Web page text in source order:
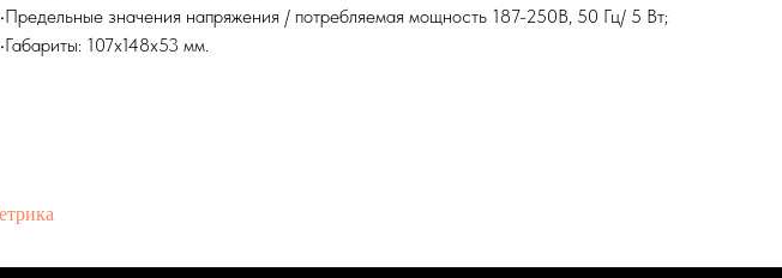
•Предельные значения напряжения / потребляемая мощность 187-250В, 50 Гц/ 5 Вт;
•Габариты: 107x148x53 мм.